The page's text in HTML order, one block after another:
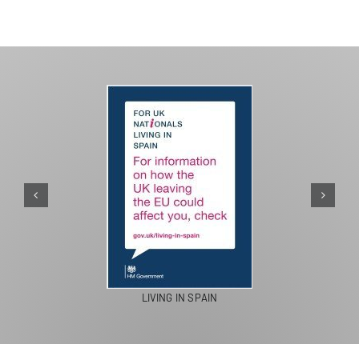
LIVING IN SPAIN